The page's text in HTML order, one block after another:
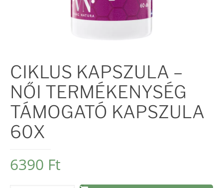
CIKLUS KAPSZULA –
NŐI TERMÉKENYSÉG
TÁMOGATÓ KAPSZULA
60X
6390 Ft